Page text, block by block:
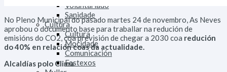
Voluntariado
Sanidade
Cultura
Cultura
Mocidade
Comunicación
Festexos
No Pleno Municipal do pasado martes 24 de novembro, As Neves
aprobou o documento base para traballar na redución de
emisións do CO2, coa previsión de chegar a 2030 coa redución
do 40% en relación coas da actualidade.
Alcaldías polo Clima